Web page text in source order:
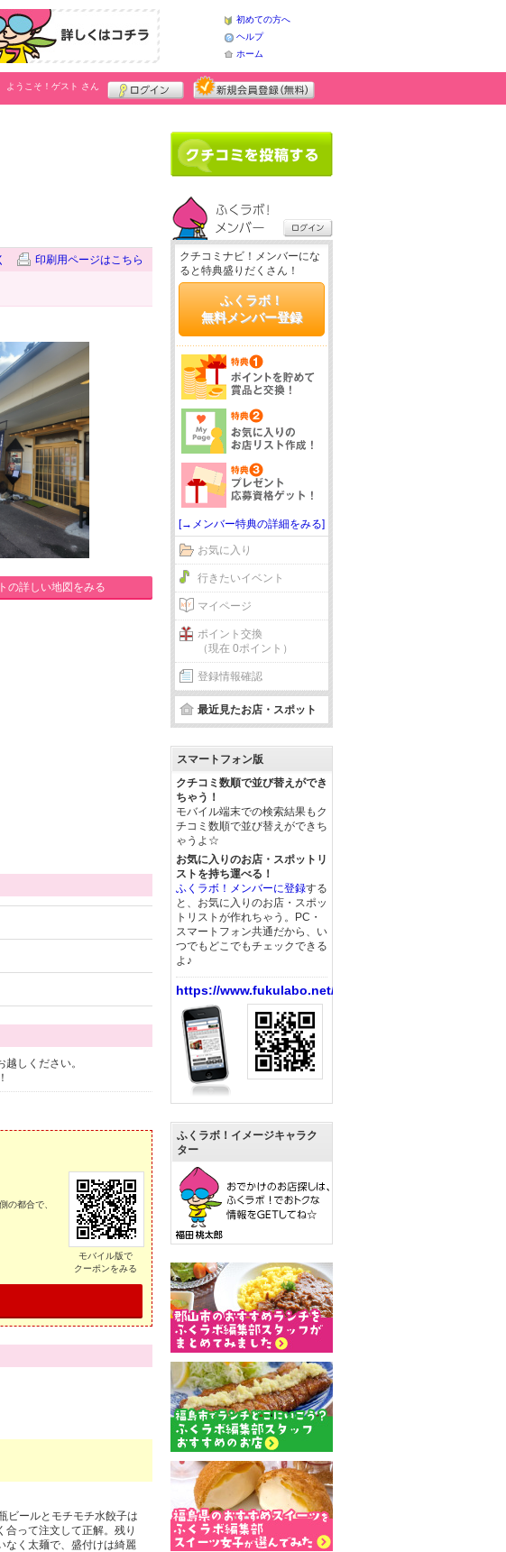
初めての方へ
ヘルプ
ホーム
ようこそ！ ゲスト さん
印刷用ページはこちら
の詳しい地図をみる
しください。
の都合で、
モバイル版で
クーポンをみる
ビールとモチモチ水餃子は
って注文して正解。残り
なく太麺で、盛付けは綺麗
クチコミナビ！メンバーにな
ると特典盛りだくさん！
ふくラボ！
無料メンバー登録
[→メンバー特典の詳細をみる]
お気に入り
行きたいイベント
マイページ
ポイント交換
（現在 0ポイント）
登録情報確認
最近見たお店・スポット
スマートフォン版
クチコミ数順で並び替えができ
ちゃう！
モバイル端末での検索結果もク
チコミ数順で並び替えができち
ゃうよ☆
お気に入りのお店・スポットリ
ストを持ち運べる！
ふくラボ！メンバーに登録する
と、お気に入りのお店・スポッ
トリストが作れちゃう。PC・
スマートフォン共通だから、い
つでもどこでもチェックできる
よ♪
https://www.fukulabo.net/
ふくラボ！イメージキャラク
ター